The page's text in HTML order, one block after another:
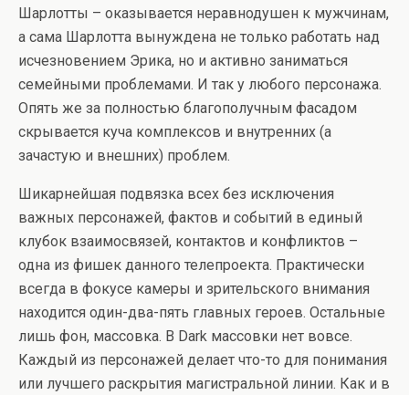
Шарлотты – оказывается неравнодушен к мужчинам,
а сама Шарлотта вынуждена не только работать над
исчезновением Эрика, но и активно заниматься
семейными проблемами. И так у любого персонажа.
Опять же за полностью благополучным фасадом
скрывается куча комплексов и внутренних (а
зачастую и внешних) проблем.
Шикарнейшая подвязка всех без исключения
важных персонажей, фактов и событий в единый
клубок взаимосвязей, контактов и конфликтов –
одна из фишек данного телепроекта. Практически
всегда в фокусе камеры и зрительского внимания
находится один-два-пять главных героев. Остальные
лишь фон, массовка. В Dark массовки нет вовсе.
Каждый из персонажей делает что-то для понимания
или лучшего раскрытия магистральной линии. Как и в